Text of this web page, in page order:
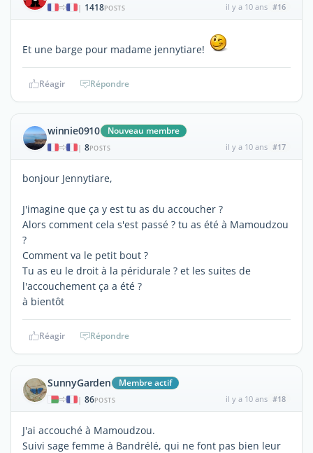
| 1418POSTS il y a 10 ans #16
Et une barge pour madame jennytiare!
Réagir Répondre
winnie0910 Nouveau membre
| 8POSTS il y a 10 ans #17
bonjour Jennytiare,
J'imagine que ça y est tu as du accoucher ?
Alors comment cela s'est passé ? tu as été à Mamoudzou
?
Comment va le petit bout ?
Tu as eu le droit à la péridurale ? et les suites de
l'accouchement ça a été ?
à bientôt
Réagir Répondre
SunnyGarden Membre actif
| 86POSTS il y a 10 ans #18
J'ai accouché à Mamoudzou.
Suivi sage femme à Bandrélé, qui ne font pas bien leur